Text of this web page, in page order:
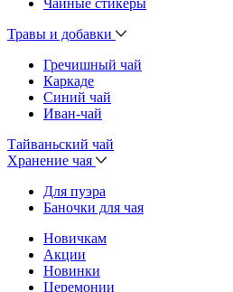
Чайные стикеры
Травы и добавки
Гречишный чай
Каркаде
Синий чай
Иван-чай
Тайваньский чай
Хранение чая
Для пуэра
Баночки для чая
Новичкам
Акции
Новинки
Церемонии